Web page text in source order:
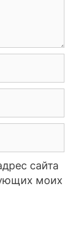
сайта
моих